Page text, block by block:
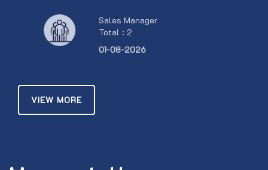
Sales Manager
Total : 2
01-08-2026
VIEW MORE